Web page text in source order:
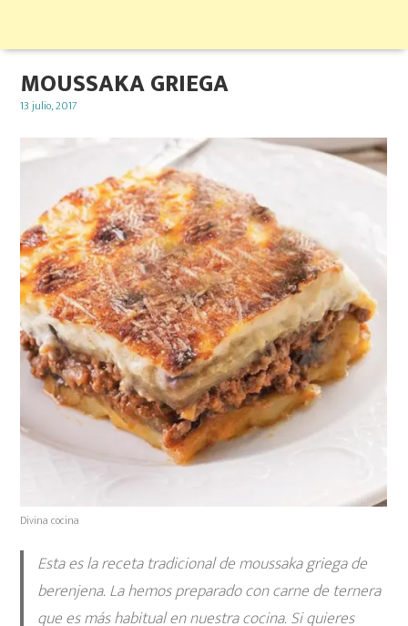
MOUSSAKA GRIEGA
Posted
13 julio, 2017
Divina cocina
Esta es la receta tradicional demoussaka griegade
berenjena. La hemos preparado con carne de ternera
que es más habitual en nuestra cocina. Si quieres